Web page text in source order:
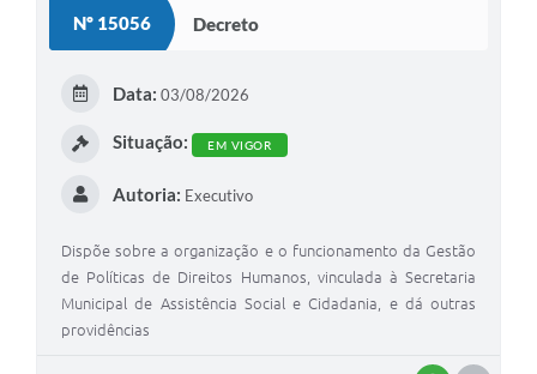
Nº 15056 Decreto
Data: 03/08/2026
Situação: EM VIGOR
Autoria: Executivo
Dispõe sobre a organização e o funcionamento da Gestão
de Políticas de Direitos Humanos, vinculada à Secretaria
Municipal de Assistência Social e Cidadania, e dá outras
providências